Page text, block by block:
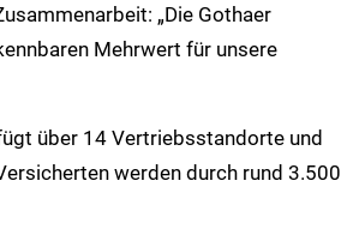
„Die Gothaer
Mehrwert für unsere
über 14 Vertriebsstandorte und
werden durch rund 3.500